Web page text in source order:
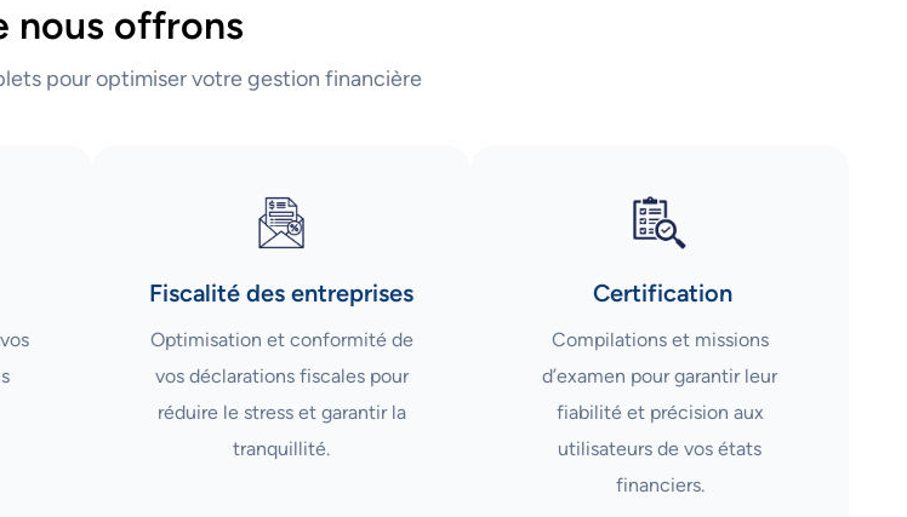
nous offrons
pour optimiser votre gestion financière
Fiscalité des entreprises
Optimisation et conformité de
vos déclarations fiscales pour
réduire le stress et garantir la
tranquillité.
Certification
Compilations et missions
d’examen pour garantir leur
fiabilité et précision aux
utilisateurs de vos états
financiers.